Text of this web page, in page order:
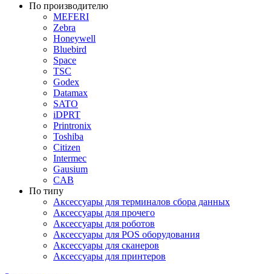
По производителю
MEFERI
Zebra
Honeywell
Bluebird
Space
TSC
Godex
Datamax
SATO
iDPRT
Printronix
Toshiba
Citizen
Intermec
Gausium
CAB
По типу
Аксессуары для терминалов сбора данных
Аксессуары для прочего
Аксессуары для роботов
Аксессуары для POS оборудования
Аксессуары для сканеров
Аксессуары для принтеров